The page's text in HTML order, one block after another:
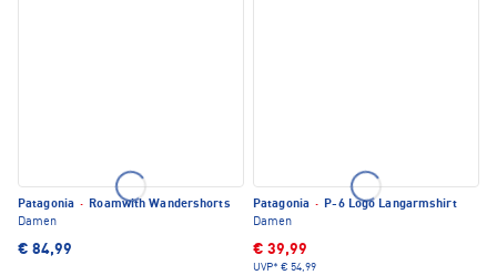
Patagonia · Roamwith Wandershorts
Damen
€ 84,99
Patagonia · P-6 Logo Langarmshirt
Damen
€ 39,99
UVP* € 54,99